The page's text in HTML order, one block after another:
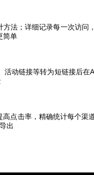
法；详细记录每一次访问
简单
动链接等转为短链接后在
点击率，精确统计每个渠
出